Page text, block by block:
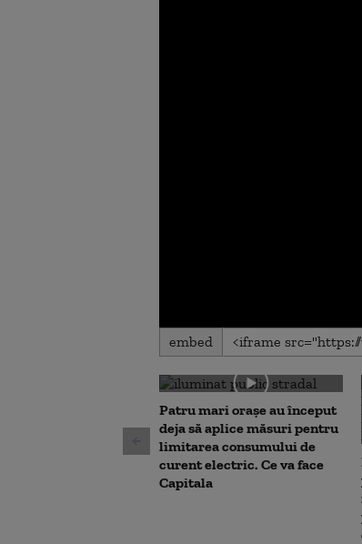
0
seconds
0
secondsVolume
90%
embed
Patru mari orașe au început
deja să aplice măsuri pentru
limitarea consumului de
curent electric. Ce va face
Capitala